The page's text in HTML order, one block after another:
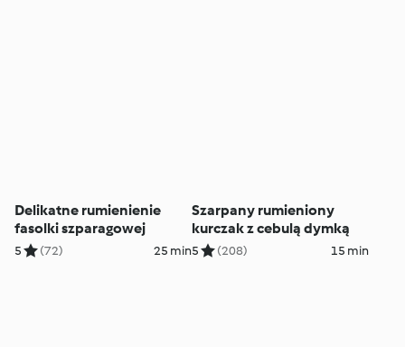
Delikatne rumienienie
fasolki szparagowej
5 (72) 25 min
Szarpany rumieniony
kurczak z cebulą dymką
5 (208) 15 min